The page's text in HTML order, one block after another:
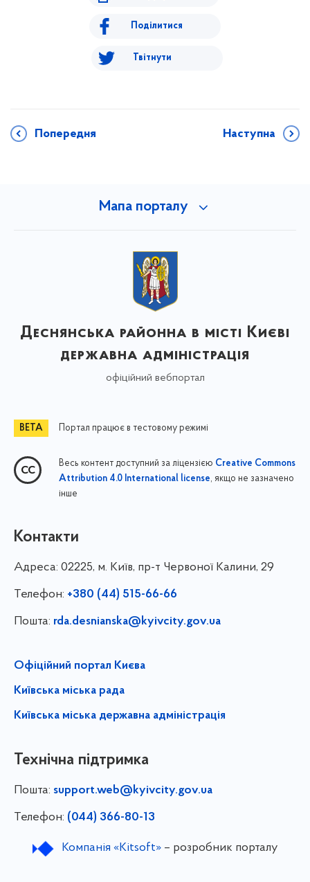
Поділитися
Твітнути
Попередня Наступна
Мапа порталу
Деснянська районна в місті Києві
державна адміністрація
офіційний вебпортал
Портал працює в тестовому режимі
Весь контент доступний за ліцензією Creative Commons
Attribution 4.0 International license, якщо не зазначено
інше
Контакти
Адреса: 02225, м. Київ, пр-т Червоної Калини, 29
Телефон: +380 (44) 515-66-66
Пошта: rda.desnianska@kyivcity.gov.ua
Офіційний портал Києва
Київська міська рада
Київська міська державна адміністрація
Технічна підтримка
Пошта: support.web@kyivcity.gov.ua
Телефон: (044) 366-80-13
Компанія «Kitsoft»– розробник порталу